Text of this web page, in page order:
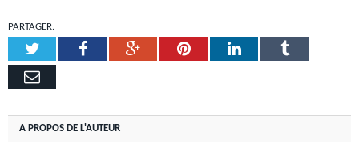
PARTAGER.
TwitterFacebookGoogle+PinterestLinkedInTumblr
Email
A PROPOS DE L'AUTEUR